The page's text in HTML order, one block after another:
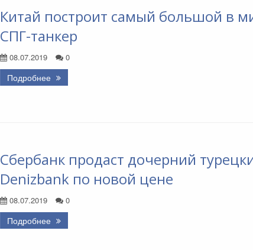
Китай построит самый большой в
СПГ-танкер
08.07.2019 0
Подробнее
Сбербанк продаст дочерний
Denizbank по новой цене
08.07.2019 0
Подробнее